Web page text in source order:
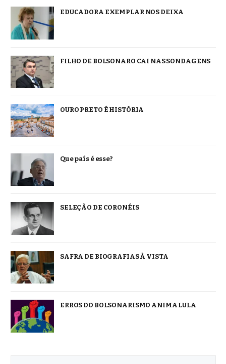
EDUCADORA EXEMPLAR NOS DEIXA
FILHO DE BOLSONARO CAI NAS SONDAGENS
OURO PRETO É HISTÓRIA
Que país é esse?
SELEÇÃO DE CORONÉIS
SAFRA DE BIOGRAFIAS À VISTA
ERROS DO BOLSONARISMO ANIMA LULA